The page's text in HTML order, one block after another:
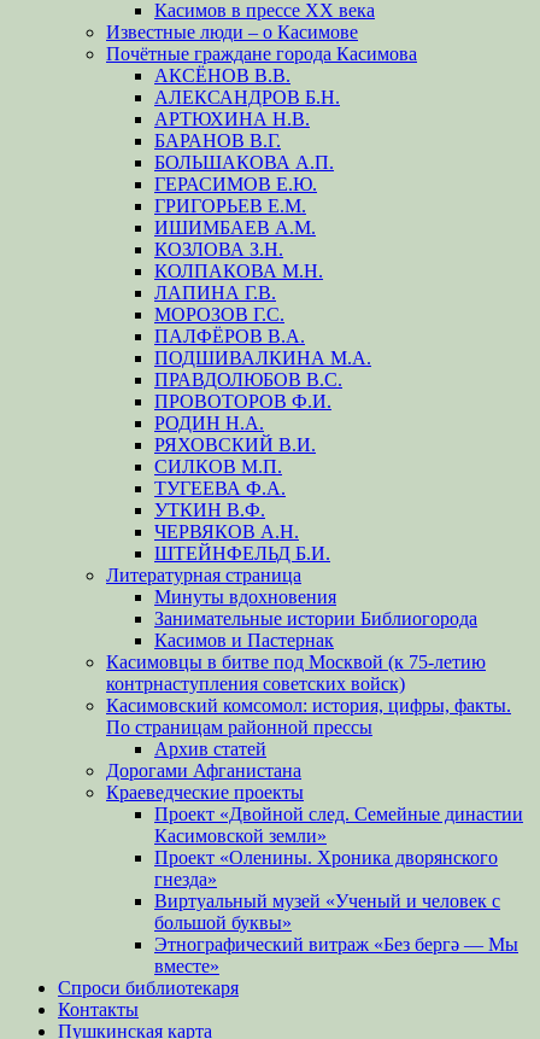
Касимов в прессе XX века
Известные люди – о Касимове
Почётные граждане города Касимова
АКСЁНОВ В.В.
АЛЕКСАНДРОВ Б.Н.
АРТЮХИНА Н.В.
БАРАНОВ В.Г.
БОЛЬШАКОВА А.П.
ГЕРАСИМОВ Е.Ю.
ГРИГОРЬЕВ Е.М.
ИШИМБАЕВ А.М.
КОЗЛОВА З.Н.
КОЛПАКОВА М.Н.
ЛАПИНА Г.В.
МОРОЗОВ Г.С.
ПАЛФЁРОВ В.А.
ПОДШИВАЛКИНА М.А.
ПРАВДОЛЮБОВ В.С.
ПРОВОТОРОВ Ф.И.
РОДИН Н.А.
РЯХОВСКИЙ В.И.
СИЛКОВ М.П.
ТУГЕЕВА Ф.А.
УТКИН В.Ф.
ЧЕРВЯКОВ А.Н.
ШТЕЙНФЕЛЬД Б.И.
Литературная страница
Минуты вдохновения
Занимательные истории Библиогорода
Касимов и Пастернак
Касимовцы в битве под Москвой (к 75-летию
контрнаступления советских войск)
Касимовский комсомол: история, цифры, факты.
По страницам районной прессы
Архив статей
Дорогами Афганистана
Краеведческие проекты
Проект «Двойной след. Семейные династии
Касимовской земли»
Проект «Оленины. Хроника дворянского
гнезда»
Виртуальный музей «Ученый и человек с
большой буквы»
Этнографический витраж «Без бергə — Мы
вместе»
Спроси библиотекаря
Контакты
Пушкинская карта